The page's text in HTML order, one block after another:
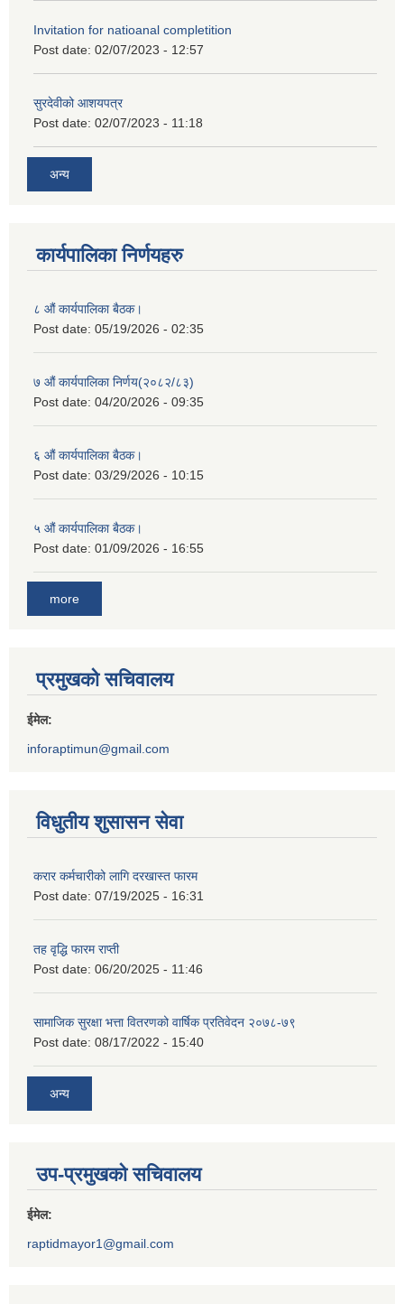
Invitation for natioanal completition
Post date: 02/07/2023 - 12:57
सुरदेवीको आशयपत्र
Post date: 02/07/2023 - 11:18
अन्य
कार्यपालिका निर्णयहरु
८ औं कार्यपालिका बैठक।
Post date: 05/19/2026 - 02:35
७ औं कार्यपालिका निर्णय(२०८२/८३)
Post date: 04/20/2026 - 09:35
६ औं कार्यपालिका बैठक।
Post date: 03/29/2026 - 10:15
५ औं कार्यपालिका बैठक।
Post date: 01/09/2026 - 16:55
more
प्रमुखको सचिवालय
ईमेल:
inforaptimun@gmail.com
विधुतीय शुसासन सेवा
करार कर्मचारीको लागि दरखास्त फारम
Post date: 07/19/2025 - 16:31
तह वृद्धि फारम राप्ती
Post date: 06/20/2025 - 11:46
सामाजिक सुरक्षा भत्ता वितरणको वार्षिक प्रतिवेदन २०७८-७९
Post date: 08/17/2022 - 15:40
अन्य
उप-प्रमुखको सचिवालय
ईमेल:
raptidmayor1@gmail.com